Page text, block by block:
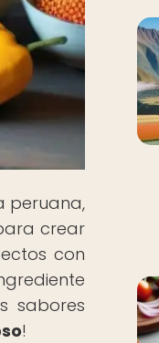
peruana,
crear
con
sabores
!